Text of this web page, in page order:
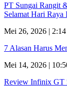
PT Sungai Rangit
Selamat Hari
Mei 26, 2026 |
7 Alasan Harus
Mei 14, 2026 |
Review Infinix GT